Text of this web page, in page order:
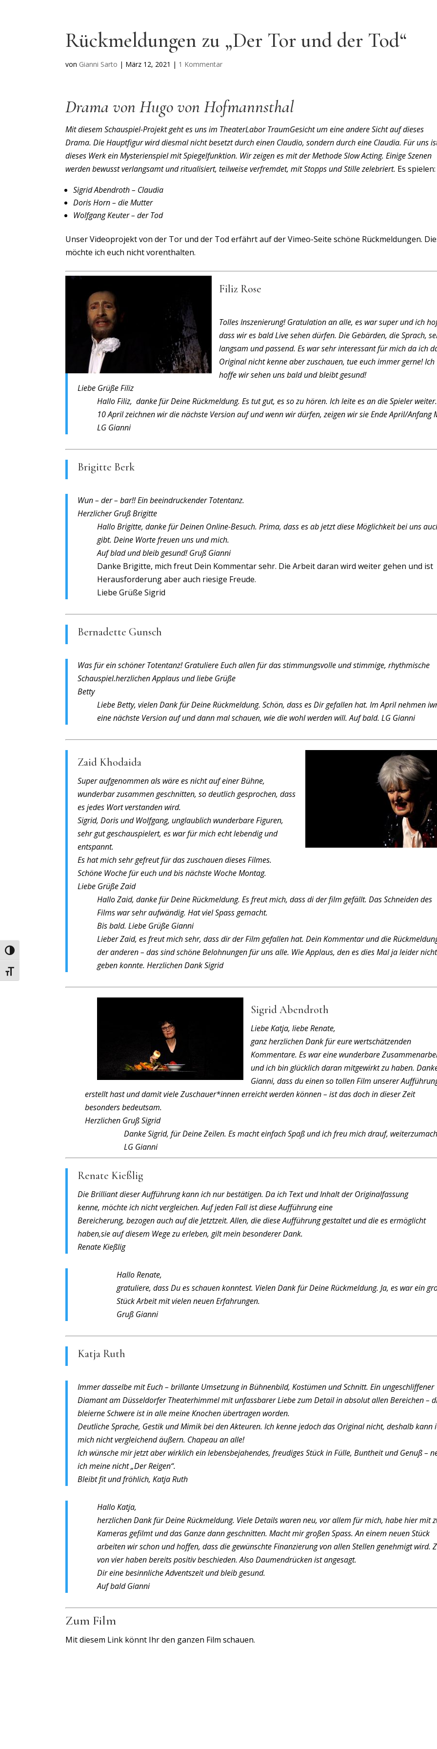
Umschalten auf hohe Kontraste
Schrift vergrößern
Rückmeldungen zu „Der Tor und der Tod“
von Gianni Sarto | März 12, 2021 | 1 Kommentar
Drama von Hugo von Hofmannsthal
Mit diesem Schauspiel-Projekt geht es uns im TheaterLabor TraumGesicht um eine andere Sicht auf dieses
Drama. Die Hauptfigur wird diesmal nicht besetzt durch einen Claudio, sondern durch eine Claudia. Für uns
dieses Werk ein Mysterienspiel mit Spiegelfunktion. Wir zeigen es mit der Methode Slow Acting. Einige Szenen
werden bewusst verlangsamt und ritualisiert, teilweise verfremdet, mit Stopps und Stille zelebriert. Es spielen:
Sigrid Abendroth – Claudia
Doris Horn – die Mutter
Wolfgang Keuter – der Tod
Unser Videoprojekt von der Tor und der Tod erfährt auf der Vimeo-Seite schöne Rückmeldungen.
möchte ich euch nicht vorenthalten.
Filiz Rose
Tolles Inszenierung! Gratulation an alle, es war super und ich
dass wir es bald Live sehen dürfen. Die Gebärden, die Sprach,
langsam und passend. Es war sehr interessant für mich da ich
Original nicht kenne aber zuschauen, tue euch immer gerne! Ich
hoffe wir sehen uns bald und bleibt gesund!
Liebe GrüßeFiliz
Hallo Filiz, danke für Deine Rückmeldung. Es tut gut, es so zu hören. Ich leite es an die Spieler
10 April zeichnen wir die nächste Version auf und wenn wir dürfen, zeigen wir sie Ende April/Anfang
LG Gianni
Brigitte Berk
Wun – der – bar!! Ein beeindruckender Totentanz.
Herzlicher GrußBrigitte
Hallo Brigitte,danke für Deinen Online-Besuch. Prima, dass es ab jetzt diese Möglichkeit bei uns
gibt. Deine Worte freuen uns und mich.
Auf blad und bleib gesund!Gruß Gianni
Danke Brigitte, mich freut Dein Kommentar sehr. Die Arbeit daran wird weiter gehen und ist
Herausforderung aber auch riesige Freude.
Liebe Grüße Sigrid
Bernadette Gunsch
Was für ein schöner Totentanz! Gratuliere Euch allen für das stimmungsvolle und stimmige, rhythmische
Schauspiel.herzlichen Applaus und liebe Grüße
Betty
Liebe Betty, vielen Dank für Deine Rückmeldung. Schön, dass es Dir gefallen hat. Im April nehmen
eine nächste Version auf und dann mal schauen, wie die wohl werden will.Auf bald.LG Gianni
Zaid Khodaida
Super aufgenommen als wäre es nicht auf einer Bühne,
wunderbar zusammen geschnitten, so deutlich gesprochen, dass
es jedes Wort verstanden wird.
Sigrid, Doris und Wolfgang, unglaublich wunderbare Figuren,
sehr gut geschauspielert, es war für mich echt lebendig und
entspannt.
Es hat mich sehr gefreut für das zuschauen dieses Filmes.
Schöne Woche für euch und bis nächste Woche Montag.
Liebe GrüßeZaid
Hallo Zaid, danke für Deine Rückmeldung. Es freut mich, dass di der film gefällt. Das Schneiden des
Films war sehr aufwändig. Hat viel Spass gemacht.
Bis bald.Liebe Grüße Gianni
Lieber Zaid, es freut mich sehr, dass dir der Film gefallen hat. Dein Kommentar und die
der anderen – das sind schöne Belohnungen für uns alle. Wie Applaus, den es dies Mal ja leider nicht
geben konnte. Herzlichen DankSigrid
Sigrid Abendroth
Liebe Katja, liebe Renate,
ganz herzlichen Dank für eure wertschätzenden
Kommentare. Es war eine wunderbare
und ich bin glücklich daran mitgewirkt zu haben.
Gianni, dass du einen so tollen Film unserer
erstellt hast und damit viele Zuschauer*innen erreicht werden können – ist das doch in dieser Zeit
besonders bedeutsam.
Herzlichen Gruß Sigrid
Danke Sigrid, für Deine Zeilen. Es macht einfach Spaß und ich freu mich drauf,
LG Gianni
Renate Kießlig
Die Brilliant dieser Aufführung kann ich nur bestätigen. Da ich Text und Inhalt der Originalfassung
kenne, möchte ich nicht vergleichen. Auf jeden Fall ist diese Aufführung eine
Bereicherung, bezogen auch auf die Jetztzeit. Allen, die diese Aufführung gestaltet und die es ermöglicht
haben,sie auf diesem Wege zu erleben, gilt mein besonderer Dank.
Renate Kießlig
Hallo Renate,
gratuliere, dass Du es schauen konntest. Vielen Dank für Deine Rückmeldung. Ja, es war ein
Stück Arbeit mit vielen neuen Erfahrungen.
Gruß Gianni
Katja Ruth
Immer dasselbe mit Euch – brillante Umsetzung in Bühnenbild, Kostümen und Schnitt. Ein ungeschliffener
Diamant am Düsseldorfer Theaterhimmel mit unfassbarer Liebe zum Detail in absolut allen Bereichen –
bleierne Schwere ist in alle meine Knochen übertragen worden.
Deutliche Sprache, Gestik und Mimik bei den Akteuren. Ich kenne jedoch das Original nicht, deshalb kann
mich nicht vergleichend äußern. Chapeau an alle!
Ich wünsche mir jetzt aber wirklich ein lebensbejahendes, freudiges Stück in Fülle, Buntheit und Genuß –
ich meine nicht „Der Reigen“.
Bleibt fit und fröhlich, Katja Ruth
Hallo Katja,
herzlichen Dank für Deine Rückmeldung. Viele Details waren neu, vor allem für mich, habe hier mit
Kameras gefilmt und das Ganze dann geschnitten. Macht mir großen Spass. An einem neuen Stück
arbeiten wir schon und hoffen, dass die gewünschte Finanzierung von allen Stellen genehmigt wird.
von vier haben bereits positiv beschieden. Also Daumendrücken ist angesagt.
Dir eine besinnliche Adventszeit und bleib gesund.
Auf bald Gianni
Zum Film
Mit diesem Link könnt Ihr den ganzen Film schauen.